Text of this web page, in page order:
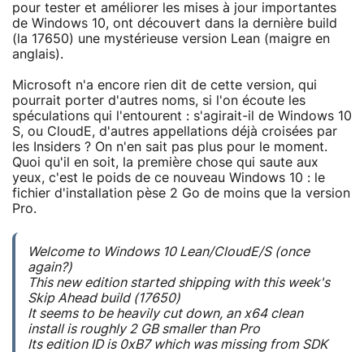
pour tester et améliorer les mises à jour importantes
de Windows 10, ont découvert dans la dernière build
(la 17650) une mystérieuse version Lean (maigre en
anglais).
Microsoft n'a encore rien dit de cette version, qui
pourrait porter d'autres noms, si l'on écoute les
spéculations qui l'entourent : s'agirait-il de Windows 10
S, ou CloudE, d'autres appellations déjà croisées par
les Insiders ? On n'en sait pas plus pour le moment.
Quoi qu'il en soit, la première chose qui saute aux
yeux, c'est le poids de ce nouveau Windows 10 : le
fichier d'installation pèse 2 Go de moins que la version
Pro.
Welcome to Windows 10 Lean/CloudE/S (once
again?)
This new edition started shipping with this week's
Skip Ahead build (17650)
It seems to be heavily cut down, an x64 clean
install is roughly 2 GB smaller than Pro
Its edition ID is 0xB7 which was missing from SDK